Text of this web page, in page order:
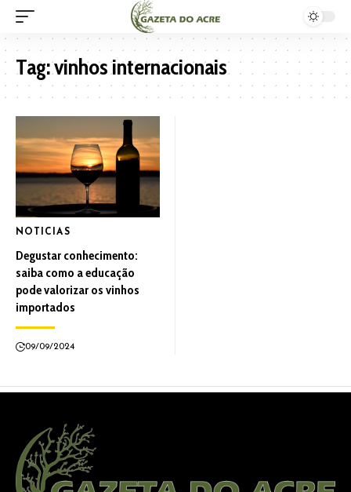
Tag:vinhos internacionais
NOTICIAS
Degustar conhecimento:
saiba como a educação
pode valorizar os vinhos
importados
09/09/2024